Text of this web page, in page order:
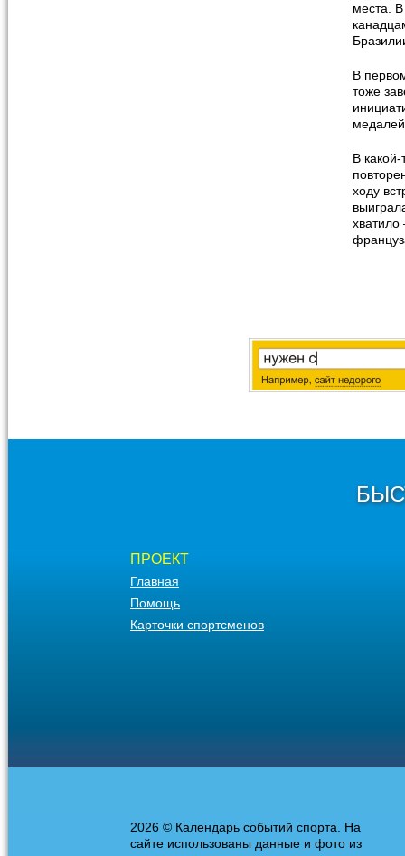
места.
В
тоже
В
ходу
ПРОЕКТ
Главная
Помощь
Карточки спортсменов
2026 © Календарь событий спорта. На
сайте использованы данные и фото из